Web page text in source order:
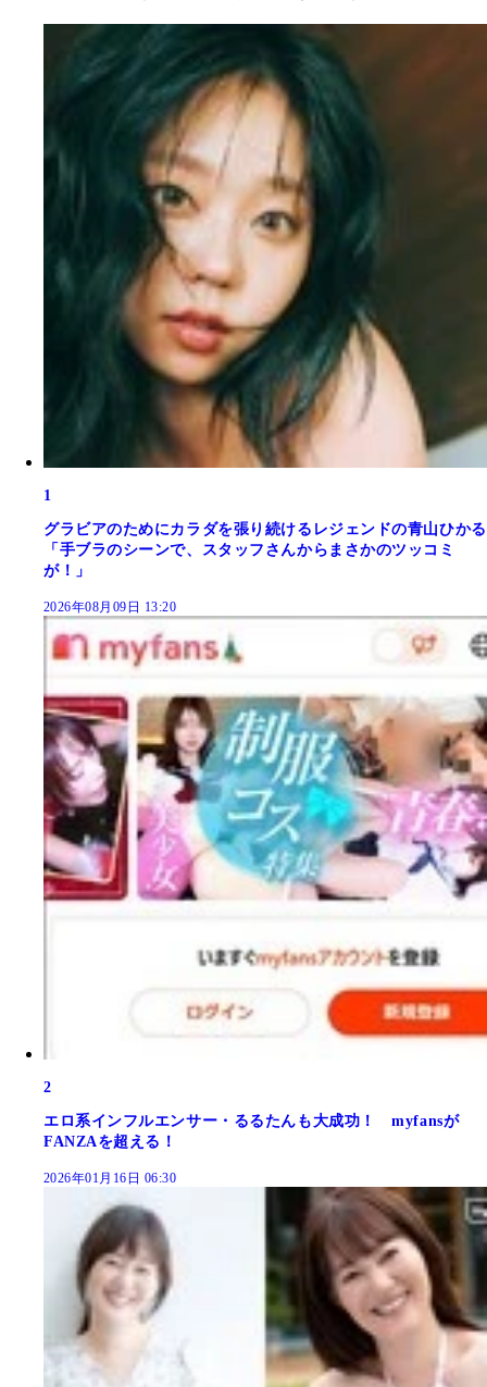
1
グラビアのためにカラダを張り続けるレジェンドの青山ひかる
「手ブラのシーンで、スタッフさんからまさかのツッコミ
が！」
2026年08月09日 13:20
2
エロ系インフルエンサー・るるたんも大成功！ myfansが
FANZAを超える！
2026年01月16日 06:30